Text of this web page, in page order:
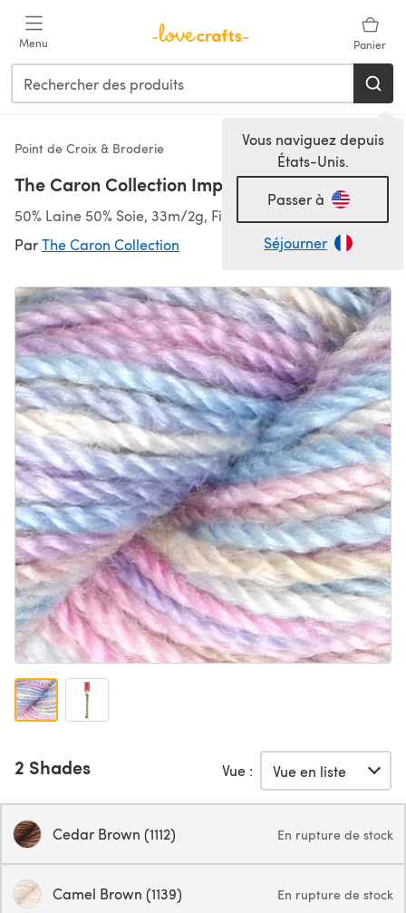
Menu Panier
Vous naviguez depuis
États-Unis.
Passer à
Séjourner
Point de Croix & Broderie
The Caron Collection Impressions
50% Laine 50% Soie, 33m/2g, Fil
ParThe Caron Collection
2 Shades Vue :
Cedar Brown (1112) En rupture de stock
Camel Brown (1139) En rupture de stock